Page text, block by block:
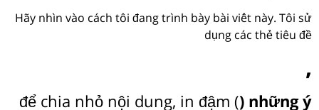
Hãy nhìn vào cách tôi đang trình bày bài viết này. Tôi sử
dụng các thẻ tiêu đề
,
để chia nhỏ nội dung, in đậm () những ý